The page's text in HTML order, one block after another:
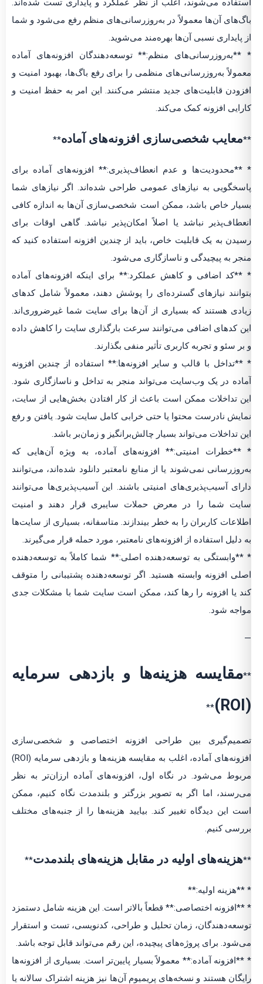
استفاده می‌شوند، اغلب از نظر عملکرد و پایداری تست شده‌اند.
باگ‌های آن‌ها معمولاً در به‌روزرسانی‌های منظم رفع می‌شود و شما
از پایداری نسبی آن‌ها بهره‌مند می‌شوید.
* **به‌روزرسانی‌های منظم:** توسعه‌دهندگان افزونه‌های آماده
معمولاً به‌روزرسانی‌های منظمی را برای رفع باگ‌ها، بهبود امنیت و
افزودن قابلیت‌های جدید منتشر می‌کنند. این امر به حفظ امنیت و
کارایی افزونه کمک می‌کند.
**معایب شخصی‌سازی افزونه‌های آماده**
* **محدودیت‌ها و عدم انعطاف‌پذیری:** افزونه‌های آماده برای
پاسخگویی به نیازهای عمومی طراحی شده‌اند. اگر نیازهای شما
بسیار خاص باشد، ممکن است شخصی‌سازی آن‌ها به اندازه کافی
انعطاف‌پذیر نباشد یا اصلاً امکان‌پذیر نباشد. گاهی اوقات برای
رسیدن به یک قابلیت خاص، باید از چندین افزونه استفاده کنید که
منجر به پیچیدگی و ناسازگاری می‌شود.
* **کد اضافی و کاهش عملکرد:** برای اینکه افزونه‌های آماده
بتوانند نیازهای گسترده‌ای را پوشش دهند، معمولاً شامل کدهای
زیادی هستند که بسیاری از آن‌ها برای سایت شما غیرضروری‌اند.
این کدهای اضافی می‌توانند سرعت بارگذاری سایت را کاهش داده
و بر سئو و تجربه کاربری تأثیر منفی بگذارند.
* **تداخل با قالب و سایر افزونه‌ها:** استفاده از چندین افزونه
آماده در یک وب‌سایت می‌تواند منجر به تداخل و ناسازگاری شود.
این تداخلات ممکن است باعث از کار افتادن بخش‌هایی از سایت،
نمایش نادرست محتوا یا حتی خرابی کامل سایت شود. یافتن و رفع
این تداخلات می‌تواند بسیار چالش‌برانگیز و زمان‌بر باشد.
* **خطرات امنیتی:** افزونه‌های آماده، به ویژه آن‌هایی که
به‌روزرسانی نمی‌شوند یا از منابع نامعتبر دانلود شده‌اند، می‌توانند
دارای آسیب‌پذیری‌های امنیتی باشند. این آسیب‌پذیری‌ها می‌توانند
سایت شما را در معرض حملات سایبری قرار دهند و امنیت
اطلاعات کاربران را به خطر بیندازند. متاسفانه، بسیاری از سایت‌ها
به دلیل استفاده از افزونه‌های نامعتبر، مورد حمله قرار می‌گیرند.
* **وابستگی به توسعه‌دهنده اصلی:** شما کاملاً به توسعه‌دهنده
اصلی افزونه وابسته هستید. اگر توسعه‌دهنده پشتیبانی را متوقف
کند یا افزونه را رها کند، ممکن است سایت شما با مشکلات جدی
مواجه شود.
—
**مقایسه هزینه‌ها و بازدهی سرمایه
(ROI)
**
تصمیم‌گیری بین طراحی افزونه اختصاصی و شخصی‌سازی
افزونه‌های آماده، اغلب به مقایسه هزینه‌ها و بازدهی سرمایه (ROI)
مربوط می‌شود. در نگاه اول، افزونه‌های آماده ارزان‌تر به نظر
می‌رسند، اما اگر به تصویر بزرگتر و بلندمدت نگاه کنیم، ممکن
است این دیدگاه تغییر کند. بیایید هزینه‌ها را از جنبه‌های مختلف
بررسی کنیم.
**هزینه‌های اولیه در مقابل هزینه‌های بلندمدت**
* **هزینه اولیه:**
* **افزونه اختصاصی:** قطعاً بالاتر است. این هزینه شامل دستمزد
توسعه‌دهندگان، زمان تحلیل و طراحی، کدنویسی، تست و استقرار
می‌شود. برای پروژه‌های پیچیده، این رقم می‌تواند قابل توجه باشد.
* **افزونه آماده:** معمولاً بسیار پایین‌تر است. بسیاری از افزونه‌ها
رایگان هستند و نسخه‌های پریمیوم آن‌ها نیز هزینه اشتراک سالانه یا